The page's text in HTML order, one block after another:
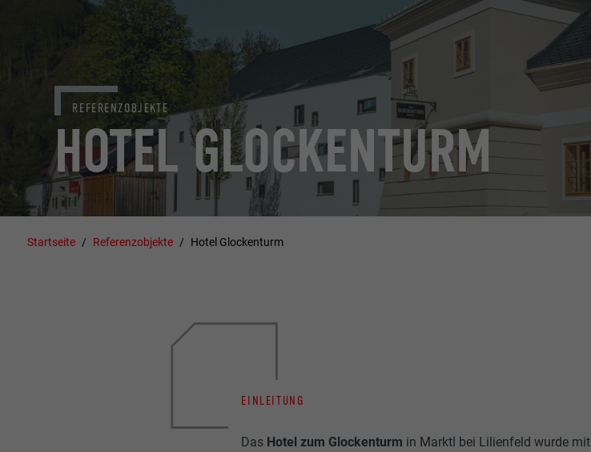
HOTEL GLOCKENTURM
REFERENZOBJEKTE
Startseite Referenzobjekte Hotel Glockenturm
EINLEITUNG
Das Hotel zum Glockenturm in Marktl bei Lilienfeld wurde mit